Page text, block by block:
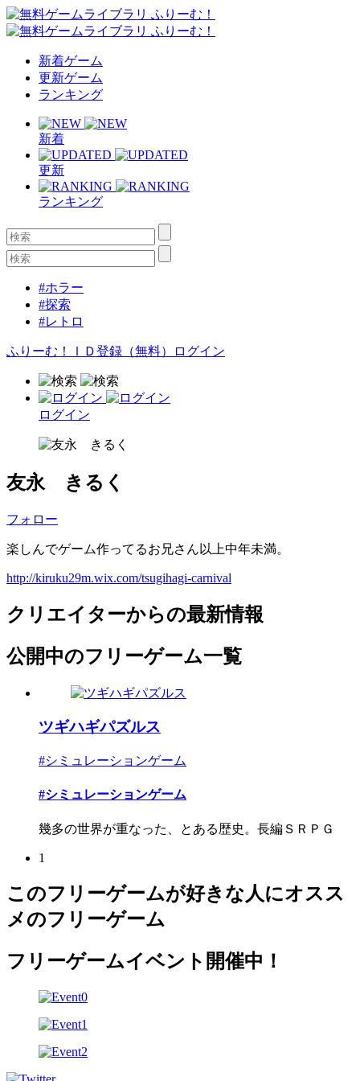
新着ゲーム
更新ゲーム
ランキング
新着
更新
ランキング
#ホラー
#探索
#レトロ
ふりーむ！ＩＤ登録（無料） ログイン
ログイン
友永 きるく
フォロー
楽しんでゲーム作ってるお兄さん以上中年未満。
http://kiruku29m.wix.com/tsugihagi-carnival
クリエイターからの最新情報
公開中のフリーゲーム一覧
ツギハギパズルス
#シミュレーションゲーム
#シミュレーションゲーム
幾多の世界が重なった、とある歴史。長編ＳＲＰＧ
1
このフリーゲームが好きな人にオスス
メのフリーゲーム
フリーゲームイベント開催中！